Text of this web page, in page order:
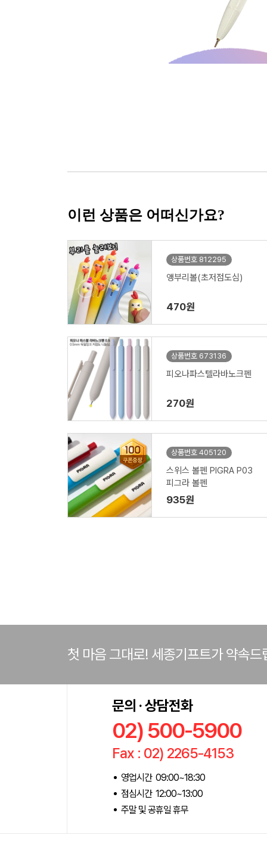
이런 상품은 어떠신가요?
상품번호 812295
앵부리볼(초저점도심)
470원
상품번호 673136
피오나파스텔라바노크펜
270원
상품번호 405120
스위스 볼펜 PIGRA P03
피그라 볼펜
935원
첫 마음 그대로! 세종기프트가 약속드
문의 · 상담전화
02) 500-5900
Fax : 02) 2265-4153
영업시간 09:00~18:30
점심시간 12:00~13:00
주말 및 공휴일 휴무